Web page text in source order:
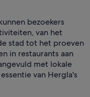
bezoekers
van het
stad tot het proeven
in restaurants aan
met lokale
van Hergla's